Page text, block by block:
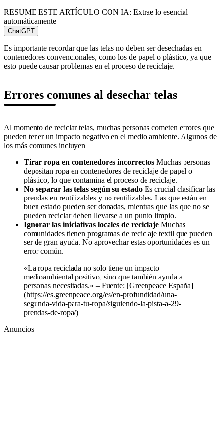
RESUME ESTE ARTÍCULO CON IA: Extrae lo esencial
automáticamente
ChatGPT
Es importante recordar que las telas no deben ser desechadas en
contenedores convencionales, como los de papel o plástico, ya que
esto puede causar problemas en el proceso de reciclaje.
Errores comunes al desechar telas
Al momento de reciclar telas, muchas personas cometen errores que
pueden tener un impacto negativo en el medio ambiente. Algunos de
los más comunes incluyen
Tirar ropa en contenedores incorrectos Muchas personas
depositan ropa en contenedores de reciclaje de papel o
plástico, lo que contamina el proceso de reciclaje.
No separar las telas según su estado Es crucial clasificar las
prendas en reutilizables y no reutilizables. Las que están en
buen estado pueden ser donadas, mientras que las que no se
pueden reciclar deben llevarse a un punto limpio.
Ignorar las iniciativas locales de reciclaje Muchas
comunidades tienen programas de reciclaje textil que pueden
ser de gran ayuda. No aprovechar estas oportunidades es un
error común.
«La ropa reciclada no solo tiene un impacto
medioambiental positivo, sino que también ayuda a
personas necesitadas.» – Fuente: [Greenpeace España]
(https://es.greenpeace.org/es/en-profundidad/una-
segunda-vida-para-tu-ropa/siguiendo-la-pista-a-29-
prendas-de-ropa/)
Anuncios